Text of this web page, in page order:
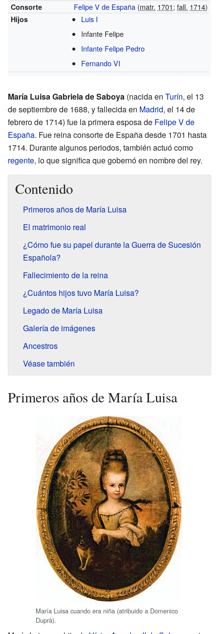
Consorte Felipe V de España (matr. 1701;fall. 1714)
Hijos
Luis I
Infante Felipe
Infante Felipe Pedro
Fernando VI
María Luisa Gabriela de Saboya (nacida en Turín, el 13
de septiembre de 1688, y fallecida en Madrid, el 14 de
febrero de 1714) fue la primera esposa de Felipe V de
España. Fue reina consorte de España desde 1701 hasta
1714. Durante algunos periodos, también actuó como
regente, lo que significa que gobernó en nombre del rey.
Contenido
Primeros años de María Luisa
El matrimonio real
¿Cómo fue su papel durante la Guerra de Sucesión
Española?
Fallecimiento de la reina
¿Cuántos hijos tuvo María Luisa?
Legado de María Luisa
Galería de imágenes
Ancestros
Véase también
Primeros años de María Luisa
María Luisa cuando era niña (atribuido a Domenico
Duprà).